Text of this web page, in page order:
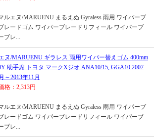
ルエヌ/MARUENU まるえぬ Gyraless 雨用 ワイパーブ
レードゴム ワイパーブレードリフィール ワイパーブ
ブレ...
ヌ/MARUENU ギラレス 雨用ワイパー替えゴム 400mm
助手席 トヨタ マークXジオ ANA10/15, GGA10 2007
～2013年11月
格：2,313円
ルエヌ/MARUENU まるえぬ Gyraless 雨用 ワイパーブ
レードゴム ワイパーブレードリフィール ワイパーブ
ブレ...